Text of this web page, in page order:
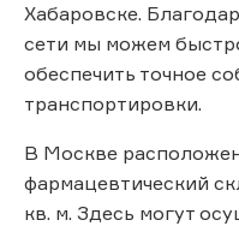
Хабаровске.
сети мы можем
обеспечить точное
транспортировки.
В Москве
фармацевтический
кв. м. Здесь могут